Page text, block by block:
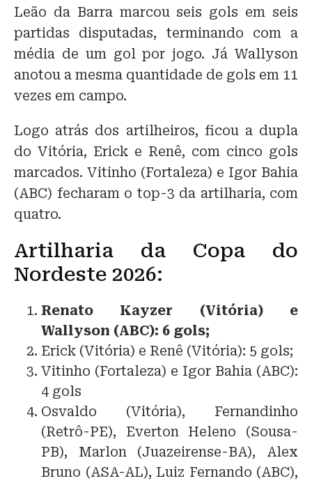
Leão da Barra marcou seis gols em seis
partidas disputadas, terminando com a
média de um gol por jogo. Já Wallyson
anotou a mesma quantidade de gols em 11
vezes em campo.
Logo atrás dos artilheiros, ficou a dupla
do Vitória, Erick e Renê, com cinco gols
marcados. Vitinho (Fortaleza) e Igor Bahia
(ABC) fecharam o top-3 da artilharia, com
quatro.
Artilharia da Copa do
Nordeste 2026:
Renato Kayzer (Vitória) e
Wallyson (ABC): 6 gols;
Erick (Vitória) e Renê (Vitória): 5 gols;
Vitinho (Fortaleza) e Igor Bahia (ABC):
4 gols
Osvaldo (Vitória), Fernandinho
(Retrô-PE), Everton Heleno (Sousa-
PB), Marlon (Juazeirense-BA), Alex
Bruno (ASA-AL), Luiz Fernando (ABC),